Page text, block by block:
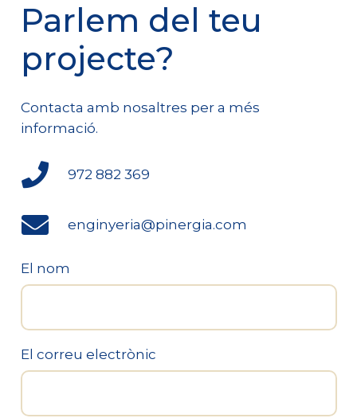
Parlem del teu
projecte?
Contacta amb nosaltres per a més
informació.
972 882 369
enginyeria@pinergia.com
El nom
El correu electrònic